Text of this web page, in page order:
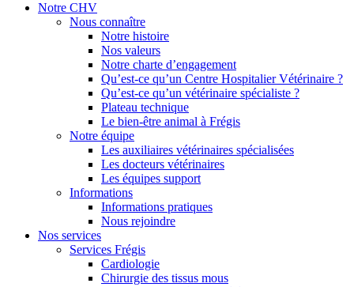
Notre CHV
Nous connaître
Notre histoire
Nos valeurs
Notre charte d’engagement
Qu’est-ce qu’un Centre Hospitalier Vétérinaire ?
Qu’est-ce qu’un vétérinaire spécialiste ?
Plateau technique
Le bien-être animal à Frégis
Notre équipe
Les auxiliaires vétérinaires spécialisées
Les docteurs vétérinaires
Les équipes support
Informations
Informations pratiques
Nous rejoindre
Nos services
Services Frégis
Cardiologie
Chirurgie des tissus mous